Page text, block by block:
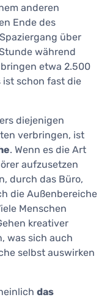
anderen
Ende des
über
während
etwa 2.500
ist schon fast die
diejenigen
verbringen, ist
. Wenn es die Art
aufzusetzen
durch das Büro,
die Außenbereiche
Menschen
kreativer
was sich auch
selbst auswirken
das